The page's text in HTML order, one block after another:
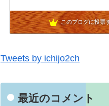
わたしの家づくり│ハウスメーカ
14位 節約しないエコライフ
15位 noahnoah研究所
このブログに投票
Tweets by ichijo2ch
最近のコメント